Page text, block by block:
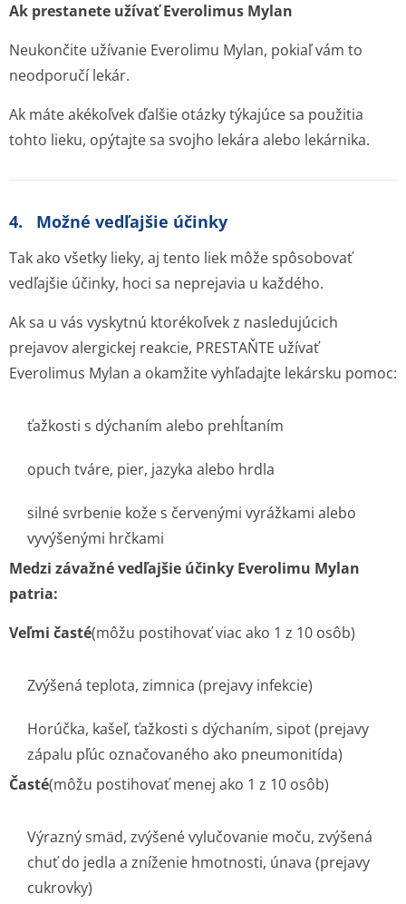
Ak prestanete užívať Everolimus Mylan
Neukončite užívanie Everolimu Mylan, pokiaľ vám to
neodporučí lekár.
Ak máte akékoľvek ďalšie otázky týkajúce sa použitia
tohto lieku, opýtajte sa svojho lekára alebo lekárnika.
4. Možné vedľajšie účinky
Tak ako všetky lieky, aj tento liek môže spôsobovať
vedľajšie účinky, hoci sa neprejavia u každého.
Ak sa u vás vyskytnú ktorékoľvek z nasledujúcich
prejavov alergickej reakcie, PRESTAŇTE užívať
Everolimus Mylan a okamžite vyhľadajte lekársku pomoc:
ťažkosti s dýchaním alebo prehĺtaním
opuch tváre, pier, jazyka alebo hrdla
silné svrbenie kože s červenými vyrážkami alebo
vyvýšenými hrčkami
Medzi závažné vedľajšie účinky Everolimu Mylan
patria:
Veľmi časté(môžu postihovať viac ako 1 z 10 osôb)
Zvýšená teplota, zimnica (prejavy infekcie)
Horúčka, kašeľ, ťažkosti s dýchaním, sipot (prejavy
zápalu pľúc označovaného ako pneumonitída)
Časté(môžu postihovať menej ako 1 z 10 osôb)
Výrazný smäd, zvýšené vylučovanie moču, zvýšená
chuť do jedla a zníženie hmotnosti, únava (prejavy
cukrovky)